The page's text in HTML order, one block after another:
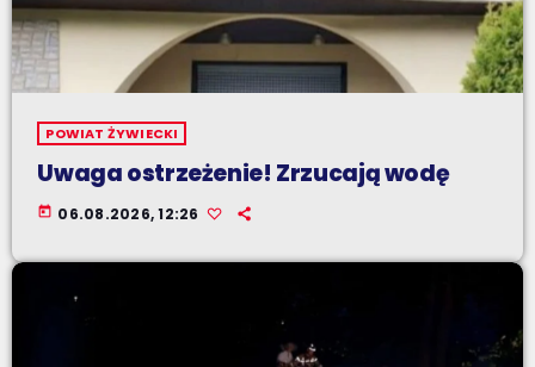
POWIAT ŻYWIECKI
Uwaga ostrzeżenie! Zrzucają wodę
today 06.08.2026, 12:26